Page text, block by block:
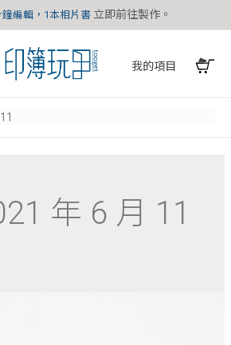
編輯，1本相片書 立即前往製作。
我的項目
11
年 6 月 11